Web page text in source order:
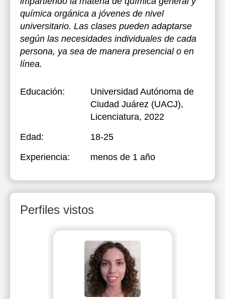
química orgánica a jóvenes de nivel
universitario. Las clases pueden adaptarse
según las necesidades individuales de cada
persona, ya sea de manera presencial o en
línea.
Educación:
Universidad Autónoma de
Ciudad Juárez (UACJ),
Licenciatura, 2022
Edad:
18-25
Experiencia:
menos de 1 año
Perfiles vistos